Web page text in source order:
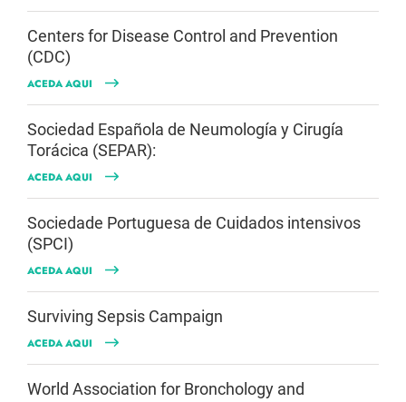
Centers for Disease Control and Prevention
(CDC)
ACEDA AQUI
Sociedad Española de Neumología y Cirugía
Torácica (SEPAR):
ACEDA AQUI
Sociedade Portuguesa de Cuidados intensivos
(SPCI)
ACEDA AQUI
Surviving Sepsis Campaign
ACEDA AQUI
World Association for Bronchology and